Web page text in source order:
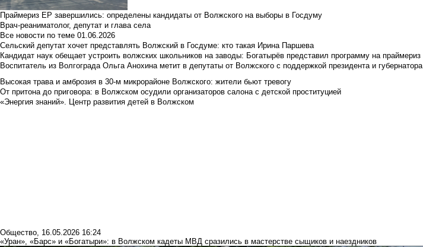
Праймериз ЕР завершились: определены кандидаты от Волжского на выборы в Госдуму
Врач-реаниматолог, депутат и глава села
Все новости по теме 01.06.2026
Сельский депутат хочет представлять Волжский в Госдуме: кто такая Ирина Паршева
Кандидат наук обещает устроить волжских школьников на заводы: Богатырёв представил программу на праймериз
Воспитатель из Волгограда Ольга Анохина метит в депутаты от Волжского с поддержкой президента и губернатора
Высокая трава и амброзия в 30‑м микрорайоне Волжского: жители бьют тревогу
От притона до приговора: в Волжском осудили организаторов салона с детской проституцией
«Энергия знаний». Центр развития детей в Волжском
Общество, 16.05.2026 16:24
«Уран», «Барс» и «Богатыри»: в Волжском кадеты МВД сразились в мастерстве сыщиков и наездников